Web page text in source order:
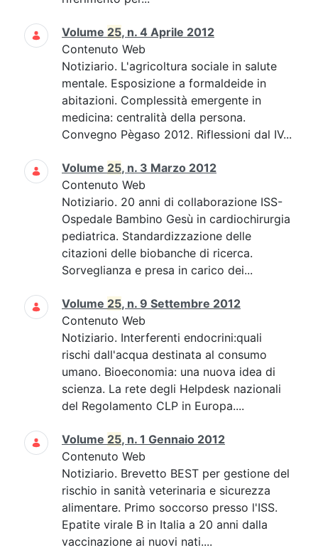
Volume 25, n. 4 Aprile 2012
Contenuto Web
Notiziario. L'agricoltura sociale in salute
mentale. Esposizione a formaldeide in
abitazioni. Complessità emergente in
medicina: centralità della persona.
Convegno Pègaso 2012. Riflessioni dal IV...
Volume 25, n. 3 Marzo 2012
Contenuto Web
Notiziario. 20 anni di collaborazione ISS-
Ospedale Bambino Gesù in cardiochirurgia
pediatrica. Standardizzazione delle
citazioni delle biobanche di ricerca.
Sorveglianza e presa in carico dei...
Volume 25, n. 9 Settembre 2012
Contenuto Web
Notiziario. Interferenti endocrini:quali
rischi dall'acqua destinata al consumo
umano. Bioeconomia: una nuova idea di
scienza. La rete degli Helpdesk nazionali
del Regolamento CLP in Europa....
Volume 25, n. 1 Gennaio 2012
Contenuto Web
Notiziario. Brevetto BEST per gestione del
rischio in sanità veterinaria e sicurezza
alimentare. Primo soccorso presso l'ISS.
Epatite virale B in Italia a 20 anni dalla
vaccinazione ai nuovi nati....